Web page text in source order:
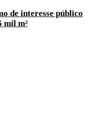
de interesse público
mil m²